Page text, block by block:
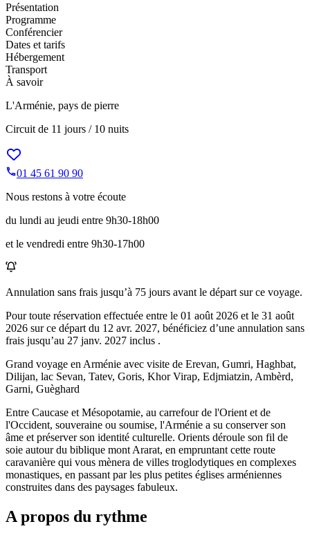
Présentation
Programme
Conférencier
Dates et tarifs
Hébergement
Transport
À savoir
L'Arménie, pays de pierre
Circuit de 11 jours / 10 nuits
01 45 61 90 90
Nous restons à votre écoute
du lundi au jeudi entre 9h30-18h00
et le vendredi entre 9h30-17h00
Annulation sans frais jusqu’à 75 jours avant le départ sur ce voyage.
Pour toute réservation effectuée entre le 01 août 2026 et le 31 août
2026 sur ce départ du 12 avr. 2027, bénéficiez d’une annulation sans
frais jusqu’au 27 janv. 2027 inclus .
Grand voyage en Arménie avec visite de Erevan, Gumri, Haghbat,
Dilijan, lac Sevan, Tatev, Goris, Khor Virap, Edjmiatzin, Ambèrd,
Garni, Guèghard
Entre Caucase et Mésopotamie, au carrefour de l'Orient et de
l'Occident, souveraine ou soumise, l'Arménie a su conserver son
âme et préserver son identité culturelle. Orients déroule son fil de
soie autour du biblique mont Ararat, en empruntant cette route
caravanière qui vous mènera de villes troglodytiques en complexes
monastiques, en passant par les plus petites églises arméniennes
construites dans des paysages fabuleux.
A propos du rythme